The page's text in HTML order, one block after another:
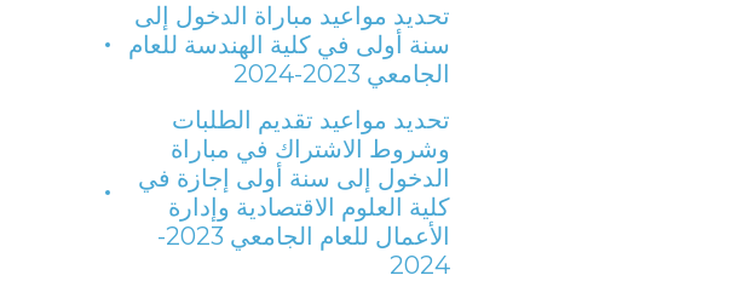
تحديد مواعيد مباراة الدخول إلى
سنة أولى في كلية الهندسة للعام
الجامعي 2023-2024
تحديد مواعيد تقديم الطلبات
وشروط الاشتراك في مباراة
الدخول إلى سنة أولى إجازة في
كلية العلوم الاقتصادية وإدارة
الأعمال للعام الجامعي 2023-
2024